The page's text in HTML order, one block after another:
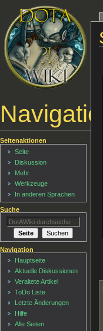
Seitenaktionen
Seite
Diskussion
Mehr
Werkzeuge
In anderen Sprachen
Suche
Navigation
Hauptseite
Aktuelle Diskussionen
Veraltete Artikel
ToDo Liste
Letzte Änderungen
Hilfe
Alle Seiten